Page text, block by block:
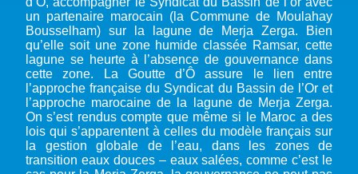
un partenaire marocain (la Commune de Moulahay
Bousselham) sur la lagune de Merja Zerga. Bien
qu’elle soit une zone humide classée Ramsar, cette
lagune se heurte à l’absence de gouvernance dans
cette zone. La Goutte d’Ô assure le lien entre
l’approche française du Syndicat du Bassin de l’Or et
l’approche marocaine de la lagune de Merja Zerga.
On s’est rendus compte que même si le Maroc a des
lois qui s’apparentent à celles du modèle français sur
la gestion globale de l’eau, dans les zones de
transition eaux douces – eaux salées, comme c’est le